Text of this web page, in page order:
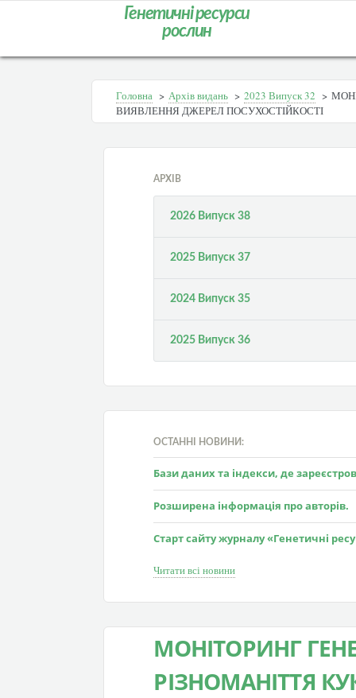
Генетичні ресурси
рослин
Головна > Архів видань > 2023 Випуск 32 >
ВИЯВЛЕННЯ ДЖЕРЕЛ ПОСУХОСТІЙКОСТІ
АРХІВ
2026 Випуск 38
2025 Випуск 37
2024 Випуск 35
2025 Випуск 36
ОСТАННІ НОВИНИ:
Бази даних та індекси, де
Розширена інформація про авторів.
Старт сайту журналу «Генетичні
Читати всі новини
МОНІТОРИНГ
РІЗНОМАНІТТЯ